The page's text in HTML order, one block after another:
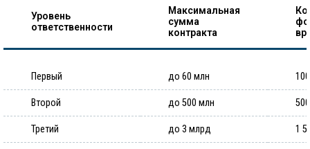
Уровень
ответственности
Максимальная
сумма
контракта
Первый до 60 млн
Второй до 500 млн
Третий до 3 млрд 1